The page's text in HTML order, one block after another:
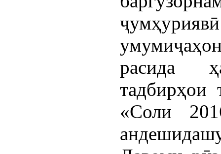
расида
тадбирҳои
«Соли